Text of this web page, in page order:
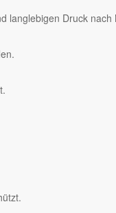
langlebigen Druck nach